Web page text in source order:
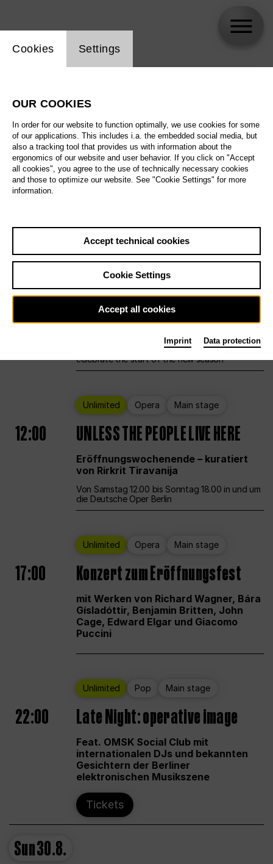
All artistic fields
All locations
All features
Sat29.8.
Ballet Main stage Staatsballett Berlin
12:00 Eröffnungswochenende
Deutsche Oper Berlin opens its doors to
celebrate the start of the new season
Unlimited Opera Main stage
12:00 UNLESS THE PEOPLE LIVE HERE
Eröffnungswochenende – kuratiert
von Rirkrit Tiravanija
Von Samstag 12.00 bis Sonntag 18.00 in und um
die Deutsche Oper Berlin
Unlimited Opera Main stage
17:00 Konzert zum Eröffnungsfest
mit Werken von Richard Wagner, Bára
Gísladóttir, Benjamin Britten, John
Cage, Edward Elgar und Giacomo
Puccini
Unlimited Pop Main stage
22:00 Late Night: operative image
Feat. OMSK Social Club mit
internationalen DJs und bekannten
Gesichtern der Berliner
elektronischen Musikszene
Tickets
Sun30.8.
Website cookie setting
Cookies Settings
OUR COOKIES
In order for our website to function optimally, we use cookies for some
of our applications. This includes i.a. the embedded social media, but
also a tracking tool that provides us with information about the
ergonomics of our website and user behavior. If you click on "Accept
all cookies", you agree to the use of technically necessary cookies
and those to optimize our website. See "Cookie Settings" for more
information.
Accept technical cookies
Cookie Settings
Accept all cookies
Imprint Data protection